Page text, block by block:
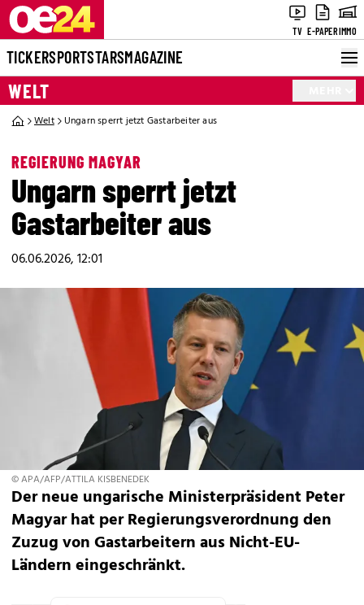
TV E-PAPERIMMO
TICKERSPORTSTARSMAGAZINE
WELT
Welt Ungarn sperrt jetzt Gastarbeiter aus
REGIERUNG MAGYAR
Ungarn sperrt jetzt
Gastarbeiter aus
06.06.2026, 12:01
© APA/AFP/ATTILA KISBENEDEK
Der neue ungarische Ministerpräsident Peter
Magyar hat per Regierungsverordnung den
Zuzug von Gastarbeitern aus Nicht-EU-
Ländern eingeschränkt.